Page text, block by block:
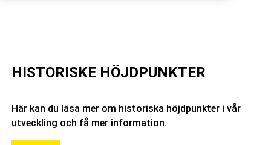
HISTORISKE HÖJDPUNKTER
Här kan du läsa mer om historiska höjdpunkter i vår
utveckling och få mer information.